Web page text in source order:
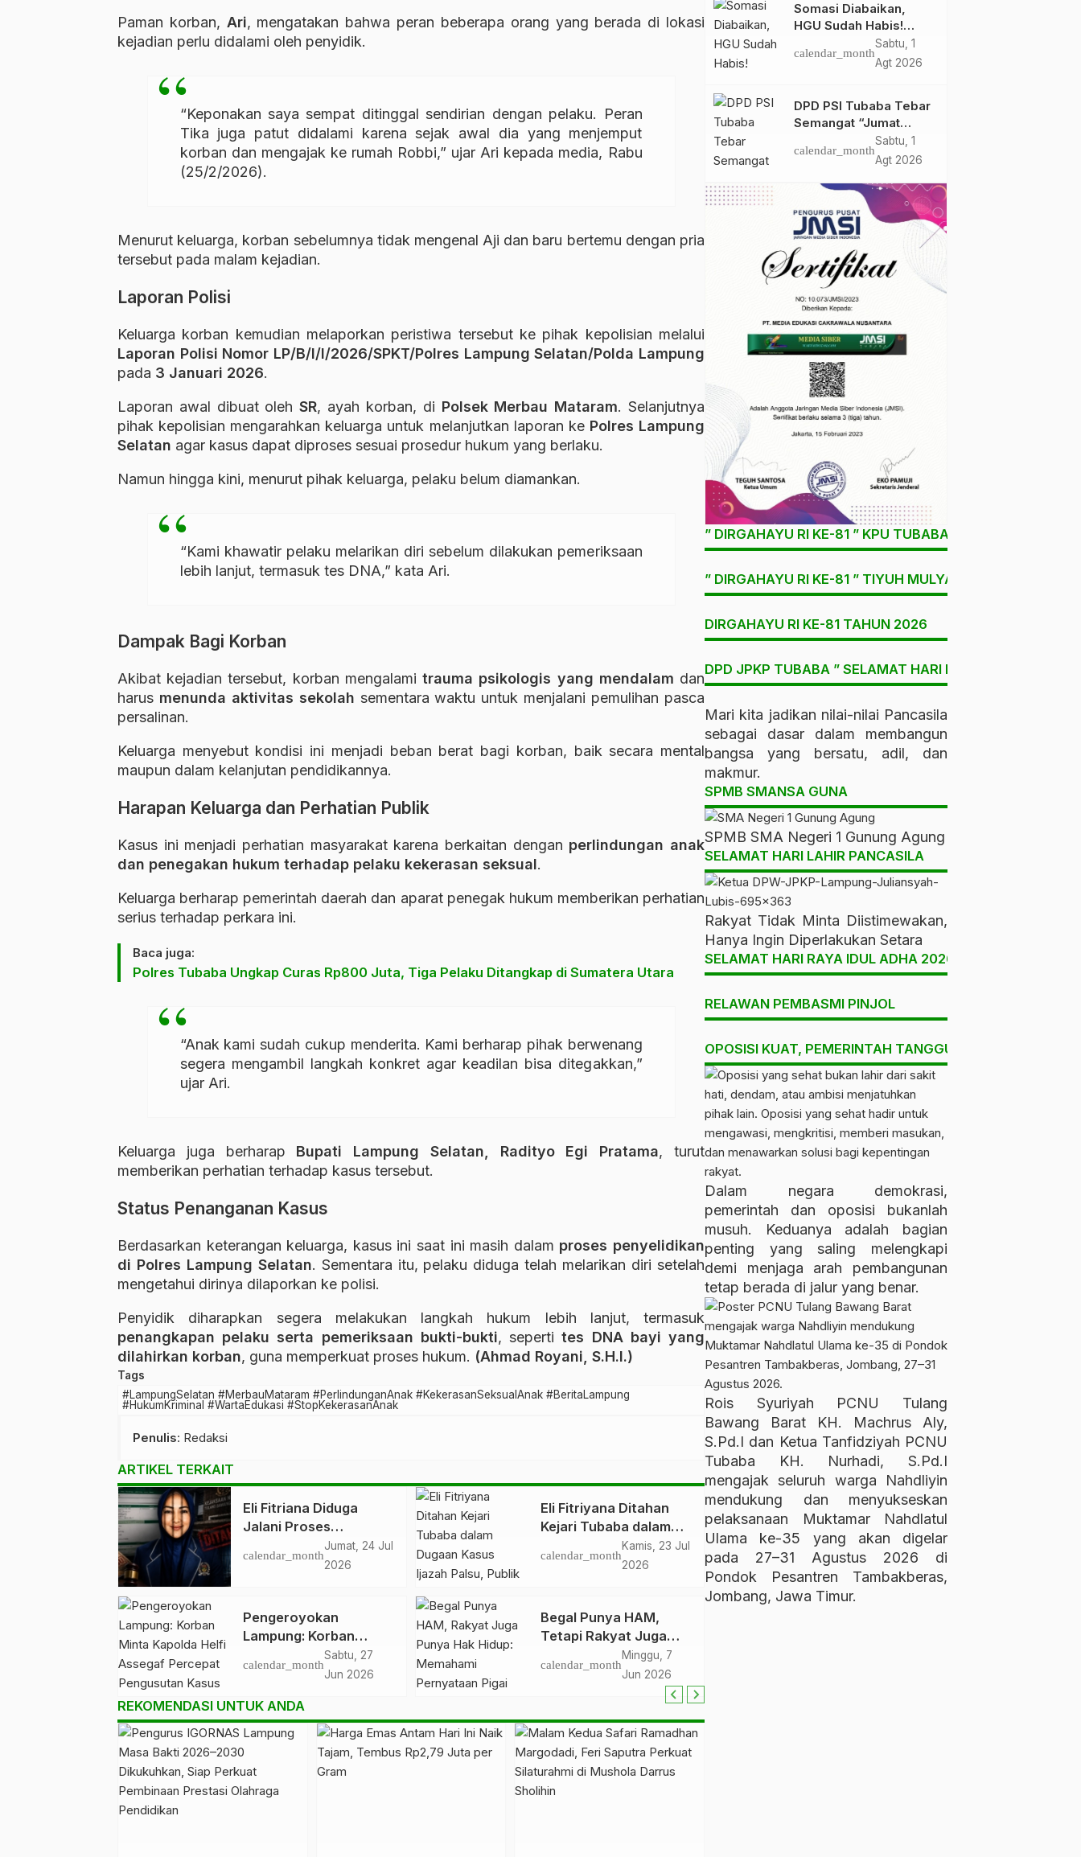
Paman korban, Ari, mengatakan bahwa peran beberapa orang yang berada di lokasi
kejadian perlu didalami oleh penyidik.
“Keponakan saya sempat ditinggal sendirian dengan pelaku. Peran
Tika juga patut didalami karena sejak awal dia yang menjemput
korban dan mengajak ke rumah Robbi,” ujar Ari kepada media, Rabu
(25/2/2026).
Menurut keluarga, korban sebelumnya tidak mengenal Aji dan baru bertemu dengan pria
tersebut pada malam kejadian.
Laporan Polisi
Keluarga korban kemudian melaporkan peristiwa tersebut ke pihak kepolisian melalui
Laporan Polisi Nomor LP/B/I/I/2026/SPKT/Polres Lampung Selatan/Polda Lampung
pada 3 Januari 2026.
Laporan awal dibuat olehSR, ayah korban, di Polsek Merbau Mataram. Selanjutnya
pihak kepolisian mengarahkan keluarga untuk melanjutkan laporan ke Polres Lampung
Selatan agar kasus dapat diproses sesuai prosedur hukum yang berlaku.
Namun hingga kini, menurut pihak keluarga, pelaku belum diamankan.
“Kami khawatir pelaku melarikan diri sebelum dilakukan pemeriksaan
lebih lanjut, termasuk tes DNA,” kata Ari.
Dampak Bagi Korban
Akibat kejadian tersebut, korban mengalamitrauma psikologis yang mendalam dan
harus menunda aktivitas sekolah sementara waktu untuk menjalani pemulihan pasca
persalinan.
Keluarga menyebut kondisi ini menjadi beban berat bagi korban, baik secara mental
maupun dalam kelanjutan pendidikannya.
Harapan Keluarga dan Perhatian Publik
Kasus ini menjadi perhatian masyarakat karena berkaitan dengan perlindungan anak
dan penegakan hukum terhadap pelaku kekerasan seksual.
Keluarga berharap pemerintah daerah dan aparat penegak hukum memberikan perhatian
serius terhadap perkara ini.
Baca juga:
Polres Tubaba Ungkap Curas Rp800 Juta, Tiga Pelaku Ditangkap di Sumatera Utara
“Anak kami sudah cukup menderita. Kami berharap pihak berwenang
segera mengambil langkah konkret agar keadilan bisa ditegakkan,”
ujar Ari.
Keluarga juga berharap Bupati Lampung Selatan, Radityo Egi Pratama, turut
memberikan perhatian terhadap kasus tersebut.
Status Penanganan Kasus
Berdasarkan keterangan keluarga, kasus ini saat ini masih dalam proses penyelidikan
di Polres Lampung Selatan. Sementara itu, pelaku diduga telah melarikan diri setelah
mengetahui dirinya dilaporkan ke polisi.
Penyidik diharapkan segera melakukan langkah hukum lebih lanjut, termasuk
penangkapan pelaku serta pemeriksaan bukti-bukti, sepertites DNA bayi yang
dilahirkan korban, guna memperkuat proses hukum. (Ahmad Royani, S.H.I.)
Tags
#LampungSelatan #MerbauMataram #PerlindunganAnak #KekerasanSeksualAnak #BeritaLampung
#HukumKriminal #WartaEdukasi #StopKekerasanAnak
Penulis: Redaksi
ARTIKEL TERKAIT
Eli Fitriana Diduga
Jalani Proses
Persidangan, Data
SIPP PN Menggala
calendar_month
Jumat, 24 Jul
2026
Eli Fitriyana Ditahan
Kejari Tubaba dalam
Dugaan Kasus Ijazah
Palsu, Publik Tunggu
calendar_month
Kamis, 23 Jul
2026
Pengeroyokan
Lampung: Korban
Minta Kapolda Helfi
Assegaf Percepat
Dugaan Pengeroyokan
calendar_month
Sabtu, 27
Jun 2026
Begal Punya HAM,
Tetapi Rakyat Juga
Punya Hak Hidup
calendar_month
Minggu, 7
Jun 2026
REKOMENDASI UNTUK ANDA
Somasi Diabaikan,
HGU Sudah Habis!
Ratusan Warga Buay
Bulan Bersatu Beri
calendar_month
Sabtu, 1
Agt 2026
DPD PSI Tubaba Tebar
Semangat “Jumat
Berkah”, Ratusan
Warga Lambu Kibang
calendar_month
Sabtu, 1
Agt 2026
” DIRGAHAYU RI KE-81 ” KPU TUBABA
” DIRGAHAYU RI KE-81 ” TIYUH MULYA SARI
DIRGAHAYU RI KE-81 TAHUN 2026
DPD JPKP TUBABA ” SELAMAT HARI LAHIR PANCASILA “
Mari kita jadikan nilai-nilai Pancasila
sebagai dasar dalam membangun
bangsa yang bersatu, adil, dan
makmur.
SPMB SMANSA GUNA
SPMB SMA Negeri 1 Gunung Agung
SELAMAT HARI LAHIR PANCASILA
Rakyat Tidak Minta Diistimewakan,
Hanya Ingin Diperlakukan Setara
SELAMAT HARI RAYA IDUL ADHA 2026
RELAWAN PEMBASMI PINJOL
OPOSISI KUAT, PEMERINTAH TANGGUH, RAKYAT
Dalam negara demokrasi,
pemerintah dan oposisi bukanlah
musuh. Keduanya adalah bagian
penting yang saling melengkapi
demi menjaga arah pembangunan
tetap berada di jalur yang benar.
Rois Syuriyah PCNU Tulang
Bawang Barat KH. Machrus Aly,
S.Pd.I dan Ketua Tanfidziyah PCNU
Tubaba KH. Nurhadi, S.Pd.I
mengajak seluruh warga Nahdliyin
mendukung dan menyukseskan
pelaksanaan Muktamar Nahdlatul
Ulama ke-35 yang akan digelar
pada 27–31 Agustus 2026 di
Pondok Pesantren Tambakberas,
Jombang, Jawa Timur.